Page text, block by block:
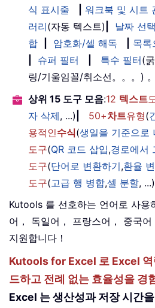
식 표시줄
워크북 및 시트
러리(자동 텍스트) 날짜 선
합
암호화/셀 해독
목록
슈퍼 필터 특수 필터(
링/기울임꼴/취소선。。。) 。
상위 15 도구 모음:12 텍스트
자 삭제, ...) 50+차트유형(
용적인수식(생일을 기준으로
도구(QR 코드 삽입,경로에서
도구(단어로 변환하기,환율
도구(고급 행 병합,셀 분할, ...)
Kutools 를 선호하는 언어로 사용
어， 독일어， 프랑스어， 중국
지원합니다！
Kutools for Excel 로 Excel 역
드하고 전례 없는 효율성을 경
Excel 는 생산성과 저장 시간